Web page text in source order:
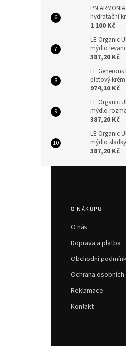
PN
hydratační
1 100 Kč
LE Organic
mýdlo
387,20 Kč
LE
pleťový
974,10 Kč
LE Organic
mýdlo
387,20 Kč
LE Organic
mýdlo
387,20 Kč
O NÁKUPU
O nás
Doprava a platba
Obchodní
Ochrana osobních
Reklamace
Kontakt